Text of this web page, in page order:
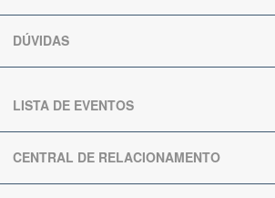
DÚVIDAS
LISTA DE EVENTOS
CENTRAL DE RELACIONAMENTO